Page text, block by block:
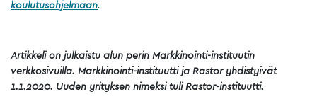
koulutusohjelmaan.
Artikkeli on julkaistu alun perin Markkinointi-instituutin
verkkosivuilla. Markkinointi-instituutti ja Rastor yhdistyivät
1.1.2020. Uuden yrityksen nimeksi tuli Rastor-instituutti.